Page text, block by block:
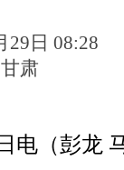
29日 08:28
肃
（彭龙